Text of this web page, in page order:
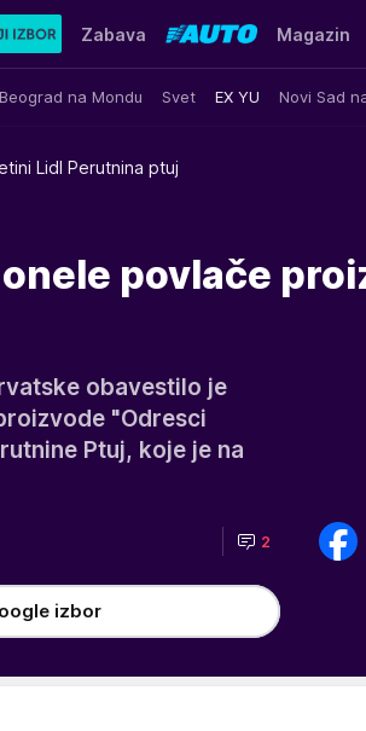
Beograd na Mondu Svet EX YU Novi Sad
Zabava Magazin
Lidl Perutnina ptuj
povlače
obavestilo je
"Odresci
Ptuj, koje je na
2
izbor